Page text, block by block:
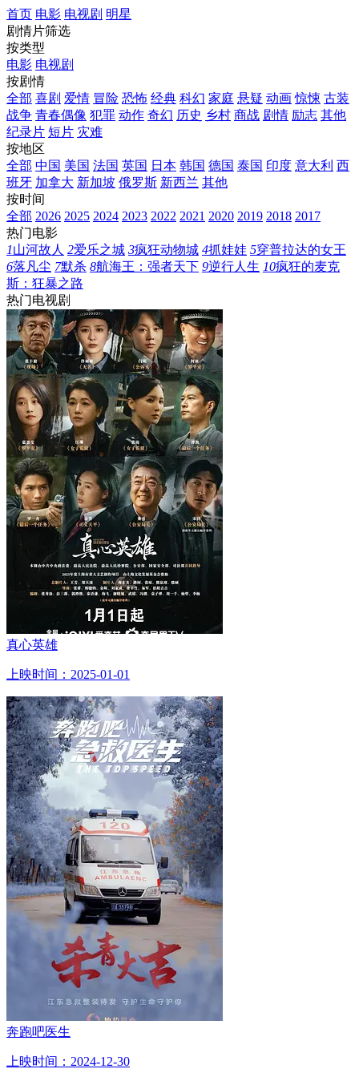
首页 电影 电视剧 明星
剧情片筛选
按类型
电影 电视剧
按剧情
全部 喜剧 爱情 冒险 恐怖 经典 科幻 家庭 悬疑 动画 惊悚 古装
战争 青春偶像 犯罪 动作 奇幻 历史 乡村 商战 剧情 励志 其他
纪录片 短片 灾难
按地区
全部 中国 美国 法国 英国 日本 韩国 德国 泰国 印度 意大利 西
班牙 加拿大 新加坡 俄罗斯 新西兰 其他
按时间
全部 2026 2025 2024 2023 2022 2021 2020 2019 2018 2017
热门电影
1山河故人 2爱乐之城 3疯狂动物城 4抓娃娃 5穿普拉达的女王
6落凡尘 7默杀 8航海王：强者天下 9逆行人生 10疯狂的麦克
斯：狂暴之路
热门电视剧
真心英雄
上映时间：2025-01-01
奔跑吧医生
上映时间：2024-12-30